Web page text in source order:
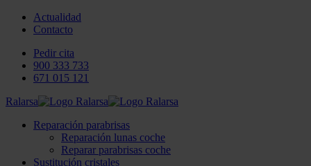
Actualidad
Contacto
Pedir cita
900 333 733
671 015 121
Ralarsa
Reparación parabrisas
Reparación lunas coche
Reparar parabrisas coche
Sustitución cristales